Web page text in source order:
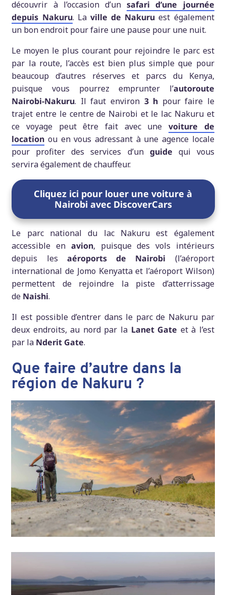
découvrir à l’occasion d’unsafari d’une journée
depuis Nakuru. La ville de Nakuru est également
un bon endroit pour faire une pause pour une nuit.
Le moyen le plus courant pour rejoindre le parc est
par la route, l’accès est bien plus simple que pour
beaucoup d’autres réserves et parcs du Kenya,
puisque vous pourrez emprunter l’autoroute
Nairobi-Nakuru. Il faut environ 3 h pour faire le
trajet entre le centre de Nairobi et le lac Nakuru et
ce voyage peut être fait avec une voiture de
location ou en vous adressant à une agence locale
pour profiter des services d’un guide qui vous
servira également de chauffeur.
Cliquez ici pour louer une voiture à
Nairobi avec DiscoverCars
Le parc national du lac Nakuru est également
accessible en avion, puisque des vols intérieurs
depuis les aéroports de Nairobi (l’aéroport
international de Jomo Kenyatta et l’aéroport Wilson)
permettent de rejoindre la piste d’atterrissage
de Naishi.
Il est possible d’entrer dans le parc de Nakuru par
deux endroits, au nord par la Lanet Gate et à l’est
par la Nderit Gate.
Que faire d’autre dans la
région de Nakuru ?